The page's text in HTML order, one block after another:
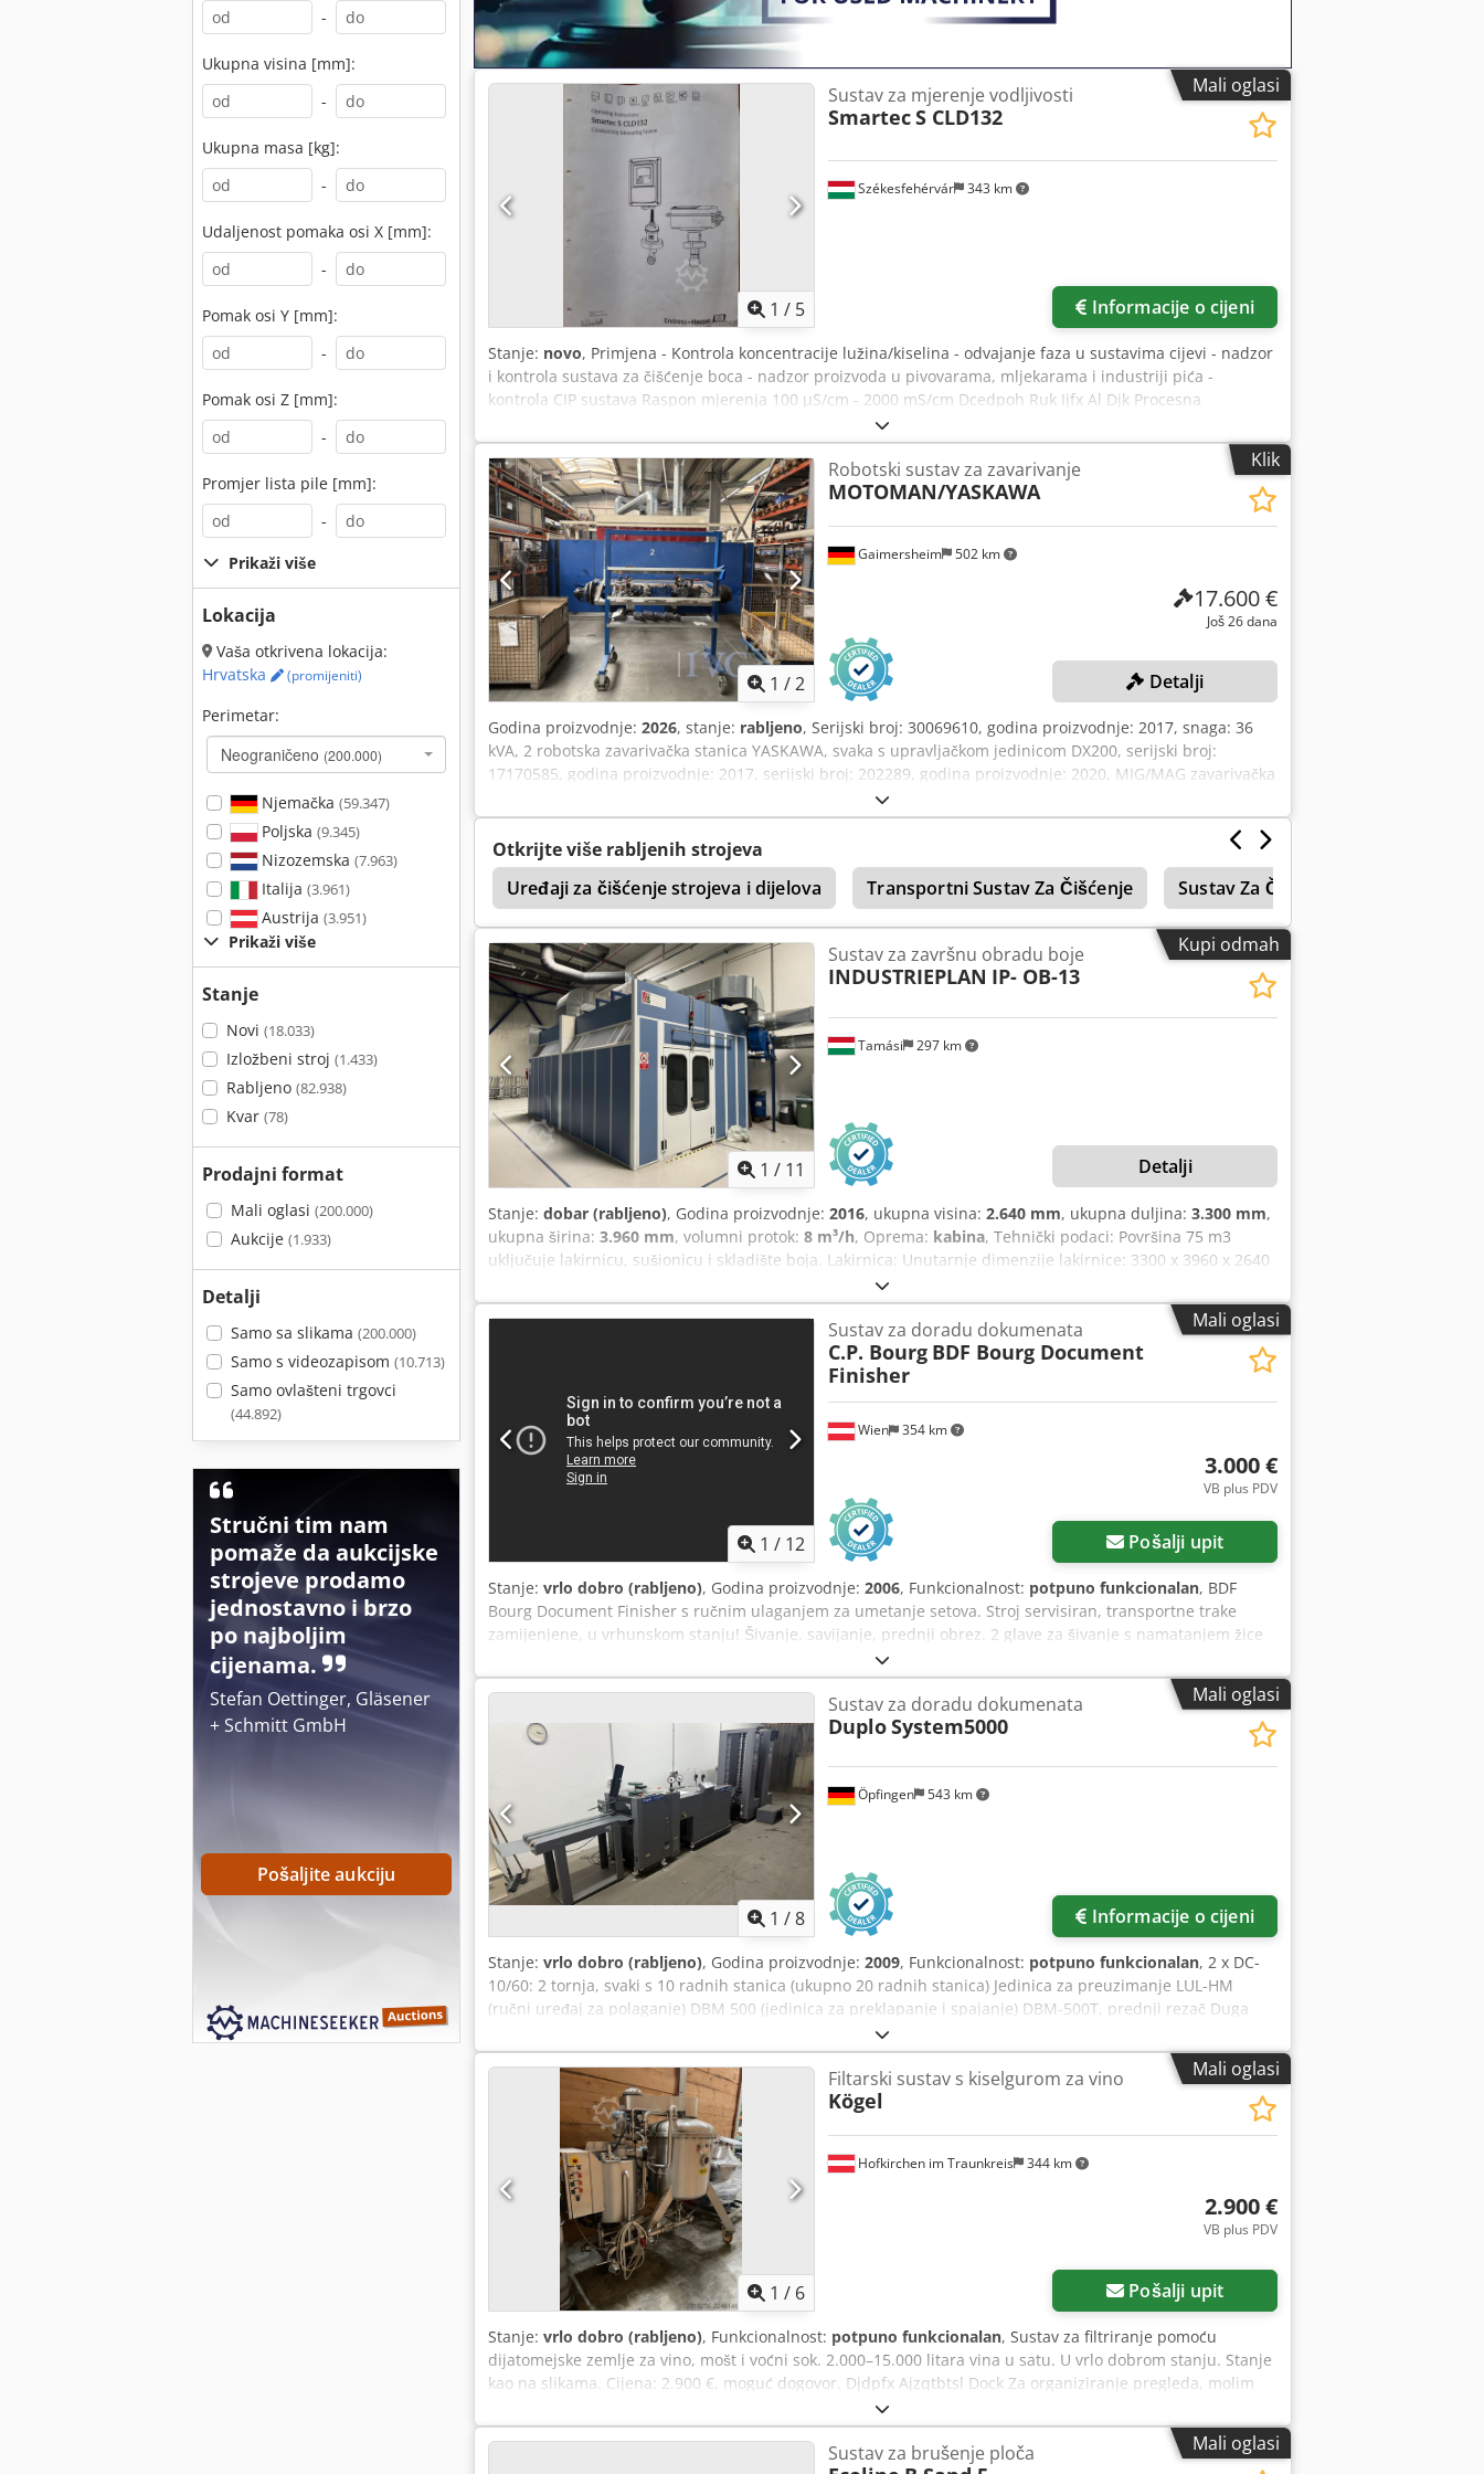
-
Ukupna visina [mm]:
-
Ukupna masa [kg]:
-
Udaljenost pomaka osi X [mm]:
-
Pomak osi Y [mm]:
-
Pomak osi Z [mm]:
-
Promjer lista pile [mm]:
-
Prikaži više
Lokacija
Vaša otkrivena lokacija:
Hrvatska
(promijeniti)
Perimetar:
Neograničeno (200.000)
Njemačka (59.347)
Poljska (9.345)
Nizozemska (7.963)
Italija (3.961)
Austrija (3.951)
Prikaži više
Stanje
Novi (18.033)
Izložbeni stroj (1.433)
Rabljeno (82.938)
Kvar (78)
Prodajni format
Mali oglasi (200.000)
Aukcije (1.933)
Detalji
Samo sa slikama (200.000)
Samo s videozapisom (10.713)
Samo ovlašteni trgovci
(44.892)
Stručni tim nam
pomaže da aukcijske
strojeve prodamo
jednostavno i brzo
po najboljim
cijenama.
Stefan Oettinger, Gläsener
+ Schmitt GmbH
Pošaljite aukciju
A)
Mali oglasi
1 / 5
Székesfehérvár 343 km
Sustav za mjerenje vodljivosti
SmartecS CLD132
Informacije o cijeni
Stanje: novo, Primjena - Kontrola koncentracije lužina/kiselina - odvajanje faza u sustavima cijevi - nadzor
i kontrola sustava za čišćenje boca - nadzor proizvoda u pivovarama, mljekarama i industriji pića -
kontrola CIP sustava Raspon mjerenja 100 µS/cm - 2000 mS/cm Dcedpoh Ruk Ijfx Al Djk Procesna
temperatura max. 140°C (maks. 30 min.) 284°F (maks. 30 min.) Procesni tlak max. 12 bara (90°C) (174 psi
(194°F))
Klik
1 /2
Gaimersheim 502 km
Robotski sustav za zavarivanje
MOTOMAN/YASKAWA
17.600 €
Još 26 dana
Detalji
Godina proizvodnje: 2026, stanje: rabljeno, Serijski broj: 30069610, godina proizvodnje: 2017, snaga: 36
kVA, 2 robotska zavarivačka stanica YASKAWA, svaka s upravljačkom jedinicom DX200, serijski broj:
17170585, godina proizvodnje: 2017, serijski broj: 202289, godina proizvodnje: 2020, MIG/MAG zavarivačka
glava, automatsko dodavanje žice, izmjenjiva paleta s rotirajućim mehanizmom, zavjesa, s plastičnom
oblogom, rešetkasta zaštitna ogradă, sustav svjetlosnih zraka SICK, centralna upravljačka jedinica
SIEMENS SIMATIC HMI, dodirni zaslon, SKS Q80 sustav za nadzor zavarivanja. Dcodpfszqzdpjx Al Dsk
Otkrijte više rabljenih strojeva
Uređaji za čišćenje strojeva i dijelova
Transportni Sustav Za Čišćenje Sustav Za Čišćenje
Mjerenje Ruku Mjerenje Kalibra
Kupi odmah
1 / 11
Tamási 297 km
Sustav za završnu obradu boje
INDUSTRIEPLAN IP- OB-13
Detalji
Stanje: dobar (rabljeno), Godina proizvodnje: 2016, ukupna visina: 2.640 mm, ukupna duljina: 3.300 mm,
ukupna širina: 3.960 mm, volumni protok: 8 m³/h, Oprema: kabina, Tehnički podaci: Površina 75 m3
uključuje lakirnicu, sušionicu i skladište boja. Lakirnica: Unutarnje dimenzije lakirnice: 3300 x 3960 x 2640
mm Dodpfx Alsyhbgge Deck Površina poda kabine: 13,1 m2 Unutarnji volumen kabine: 34,5 m3 Način
grijanja: dobava zraka iz klimatiziranog prostora Količina upuhanog zraka: 8.000 m3/h Sušionica:
Unutarnje dimenzije sušionice: 3300 x 3960 x 2640 mm Površina poda kabine: 13,1 m2 Unutarnji volumen
kabine: 34,5 m3 Način grijanja: električni grijači, 22 kW 3x400V Količina upuhanog zraka: 2.500 m3/h
Skladište boja: Unutarnje dimenzije lakirne kuhinje: 3100 x 2000 x 2600 mm Način grijanja: dobava zraka
iz klimatiziranog prostora Površina lakirne kuhinje: 6,2 m2
Mali oglasi
1 / 12
Wien 354 km
Sustav za doradu dokumenata
C.P. Bourg BDF Bourg Document
Finisher
3.000 €
VB plus PDV
Pošalji upit
Stanje: vrlo dobro (rabljeno), Godina proizvodnje: 2006, Funkcionalnost: potpuno funkcionalan, BDF
Bourg Document Finisher s ručnim ulaganjem za umetanje setova. Stroj servisiran, transportne trake
zamijenjene, u vrhunskom stanju! Šivanje, savijanje, prednji obrez. 2 glave za šivanje s namatanjem žice
sa špule. Funkcije za sedlasto, blok i kutno šivanje. Potpuno automatsko podešavanje formata! Električni
priključak 230V/50Hz, 400 kg. Uključene 4 špule žice za šivanje. Tehnički podaci u priloženom PDF-u!
Izvrsna prilika po fer cijeni! Dodpezaay Nofx Al Dock
Mali oglasi
1 /8
Öpfingen 543 km
Sustav za doradu dokumenata
DuploSystem5000
Informacije o cijeni
Stanje: vrlo dobro (rabljeno), Godina proizvodnje: 2009, Funkcionalnost: potpuno funkcionalan, 2 x DC-
10/60: 2 tornja, svaki s 10 radnih stanica (ukupno 20 radnih stanica) Jedinica za preuzimanje LUL-HM
(ručni uređaj za polaganje) DBM 500 (jedinica za preklapanje i spajanje) DBM-500T, prednji rezač Duga
radna površina DBM-LS1 DBM-500 K: brojilo polaganja s mehanizmom za pomicanje Dcjdpfxjzqt Exo Al
Dek Upravljanje putem dodirnog zaslona
Mali oglasi
1 / 6
Hofkirchen im Traunkreis 344 km
Filtarski sustav s kiselgurom za vino
Kögel
2.900 €
VB plus PDV
Pošalji upit
Stanje: vrlo dobro (rabljeno), Funkcionalnost: potpuno funkcionalan, Sustav za filtriranje pomoću
dijatomejske zemlje za vino, mošt i voćni sok. 2.000–15.000 litara vina u satu. U vrlo dobrom stanju. Stanje
kao na slikama. Cijena: 2.900 €, moguć dogovor. Djdpfx Ajzqtbtsl Dock Za organiziranje pregleda, molim
Mali oglasi
Sustav za brušenje ploča